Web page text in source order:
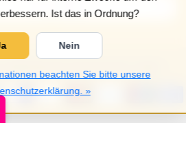
Ist das in Ordnung?
Nein
beachten Sie bitte unsere
»